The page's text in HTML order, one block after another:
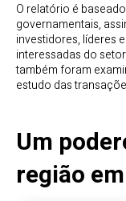
O relatório é
governamentais,
investidores, líderes
interessadas do
também foram
estudo das
Um
região